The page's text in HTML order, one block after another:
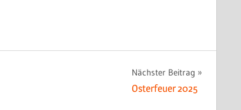
Nächster Beitrag
Osterfeuer 2025